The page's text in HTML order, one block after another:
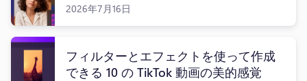
2026年7月16日
フィルターとエフェクトを使って作成
できる 10 の TikTok 動画の美的感覚